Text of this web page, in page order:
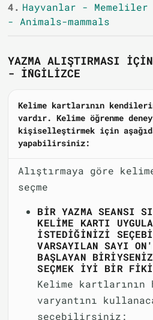
4. Hayvanlar - Memeliler
- Animals-mammals
YAZMA ALIŞTIRMASI
- İNGILIZCE
Kelime kartlarının
vardır. Kelime öğrenme
kişiselleştirmek için
yapabilirsiniz:
Alıştırmaya göre
seçme
BIR YAZMA SEANSI
KELIME KARTI
ISTEDIĞINIZI
VARSAYILAN SAYI
BAŞLAYAN
SEÇMEK IYI BIR
Kelime
varyantını
seçebilirsiniz: